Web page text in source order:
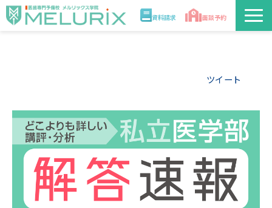
資料請求 面談予約
入学案内
合格実績・合格体験記
ツイート